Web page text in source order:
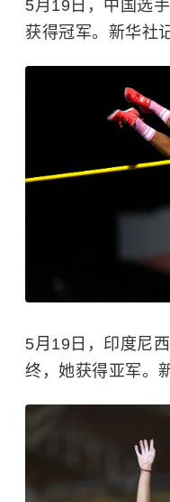
5月19日，中国选
获得冠军。新华社
5月19日，印度尼
终，她获得亚军。